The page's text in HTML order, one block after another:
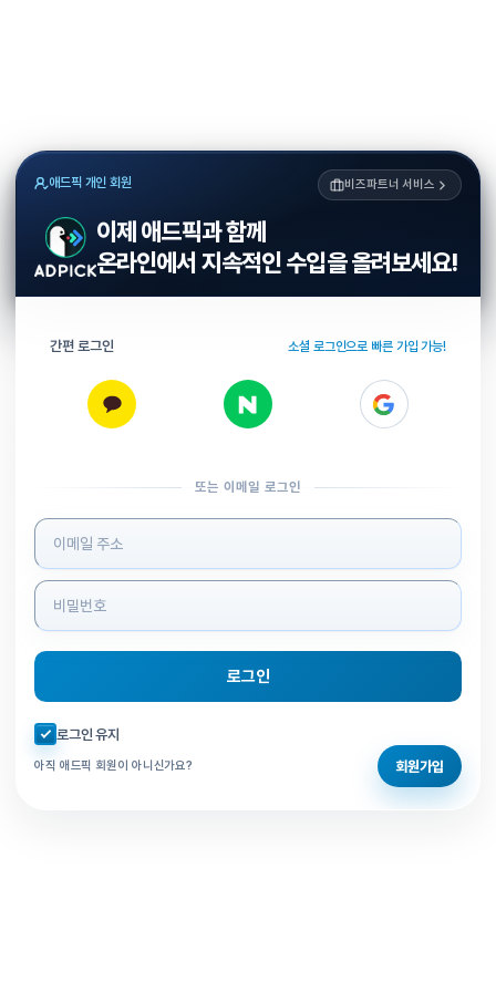
애드픽 개인 회원 비즈파트너 서비스
이제 애드픽과 함께
온라인에서 지속적인 수입을 올려보세요!
간편 로그인 소셜 로그인으로 빠른 가입 가능!
또는 이메일 로그인
로그인 정보 입력
로그인
자동로그인 체크
로그인 유지
아직 애드픽 회원이 아니신가요? 회원가입